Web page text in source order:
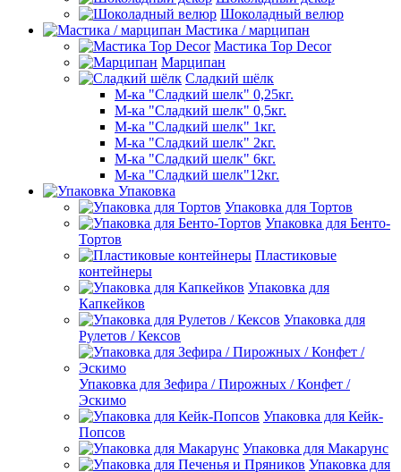
Шоколадный велюр
Мастика / марципан
Мастика Top Decor
Марципан
Сладкий шёлк
М-ка "Сладкий шелк" 0,25кг.
М-ка "Сладкий шелк" 0,5кг.
М-ка "Сладкий шелк" 1кг.
М-ка "Сладкий шелк" 2кг.
М-ка "Сладкий шелк" 6кг.
М-ка "Сладкий шелк"12кг.
Упаковка
Упаковка для Тортов
Упаковка для Бенто-
Тортов
Пластиковые
контейнеры
Упаковка для
Капкейков
Упаковка для
Рулетов / Кексов
Упаковка для Зефира / Пирожных / Конфет /
Эскимо
Упаковка для Кейк-
Попсов
Упаковка для Макарунс
Упаковка для